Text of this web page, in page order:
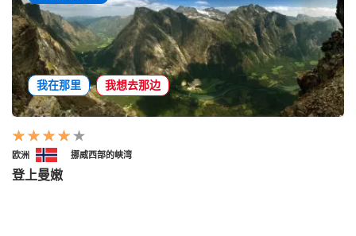
我在那里 我想去那边
欧洲 挪威西部的峡湾
登上曼嫩